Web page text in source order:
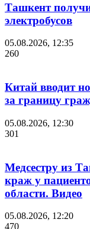
Ташкент
электробусов
05.08.2026, 12:35
260
Китай вводит
за границу
05.08.2026, 12:30
301
Медсестру из
краж у
области. Видео
05.08.2026, 12:20
470